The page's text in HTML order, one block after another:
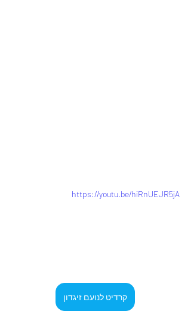
https://youtu.be/hiRnUEJR5jA
קרדיט לנועם זיגדון